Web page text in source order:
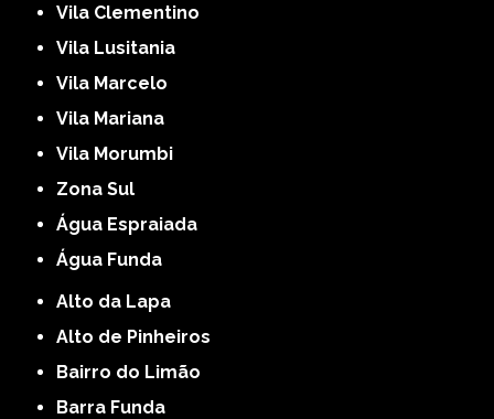
Vila Clementino
Vila Lusitania
Vila Marcelo
Vila Mariana
Vila Morumbi
Zona Sul
Água Espraiada
Água Funda
Alto da Lapa
Alto de Pinheiros
Bairro do Limão
Barra Funda